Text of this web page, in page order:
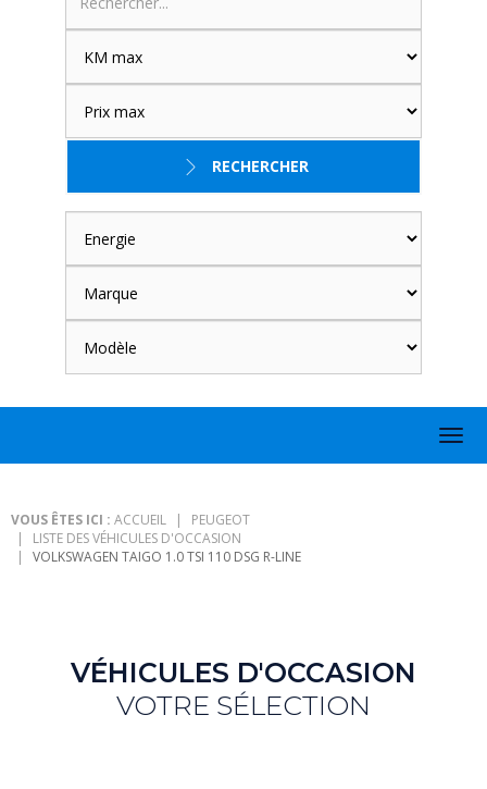
RECHERCHER
VOUS ÊTES ICI : ACCUEIL
PEUGEOT
LISTE DES VÉHICULES D'OCCASION
VOLKSWAGEN TAIGO 1.0 TSI 110 DSG R-LINE
VÉHICULES D'OCCASION
VOTRE SÉLECTION